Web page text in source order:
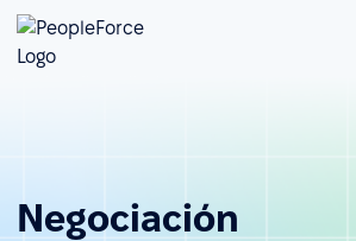
Negociación